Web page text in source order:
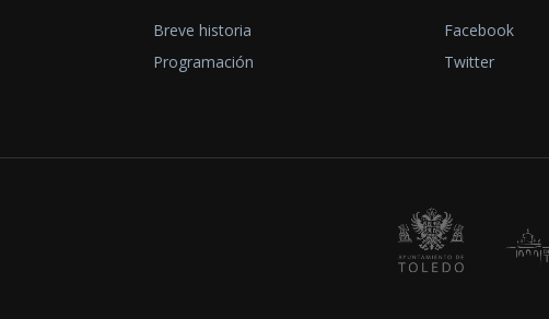
Breve historia
Programación
Facebook
Twitter